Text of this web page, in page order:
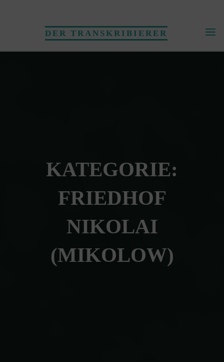
DER TRANSKRIBIERER
KATEGORIE:
FRIEDHOF
NIKOLAI
(MIKOLOW)